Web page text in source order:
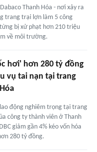
Thanh Hóa - nơi xảy ra
trang trại lợn làm 5 công
bị xử phạt hơn 210 triệu
về môi trường.
hơi' hơn 280 tỷ đồng
vụ tai nạn tại trang
động nghiêm trọng tại trang
công ty thành viên ở Thanh
giảm gần 4% kéo vốn hóa
280 tỷ đồng.